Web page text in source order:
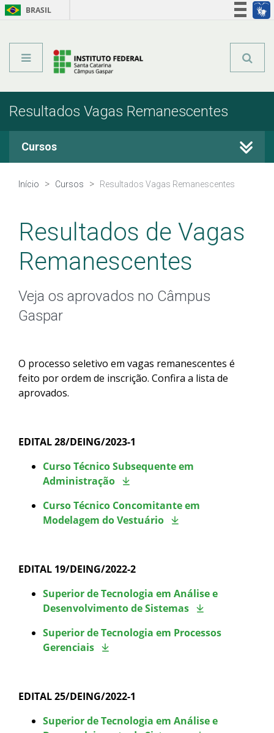
BRASIL
Resultados Vagas Remanescentes
Cursos
Técnicos Integrados
Qualificação Profissional e Idiomas
Especialização
Todos os cursos
Resultados
Como posso estudar no IFSC?
Processos Seletivos
Orientações para Matrícula
Transferências e Retornos
Início Cursos Resultados Vagas Remanescentes
Resultados de Vagas
Remanescentes
Veja os aprovados no Câmpus
Gaspar
O processo seletivo em vagas remanescentes é
feito por ordem de inscrição. Confira a lista de
aprovados.
EDITAL 28/DEING/2023-1
Curso Técnico Subsequente em
Administração
Curso Técnico Concomitante em
Modelagem do Vestuário
EDITAL 19/DEING/2022-2
Superior de Tecnologia em Análise e
Desenvolvimento de Sistemas
Superior de Tecnologia em Processos
Gerenciais
EDITAL 25/DEING/2022-1
Superior de Tecnologia em Análise e